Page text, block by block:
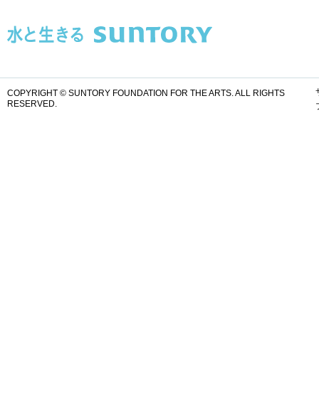
COPYRIGHT © SUNTORY FOUNDATION FOR THE ARTS.ALL RIGHTS
RESERVED.